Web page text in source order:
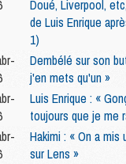
Doué, Liverpool,
de Luis Enrique
1)
Dembélé sur son
j'en mets qu'un »
Luis Enrique : «
toujours que je me
Hakimi : « On a mis
sur Lens »